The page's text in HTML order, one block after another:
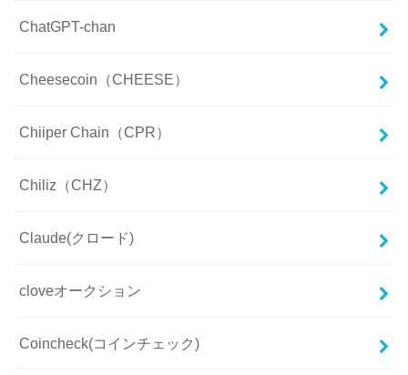
ChatGPT-chan
Cheesecoin（CHEESE）
Chiiper Chain（CPR）
Chiliz（CHZ）
Claude(クロード)
cloveオークション
Coincheck(コインチェック)